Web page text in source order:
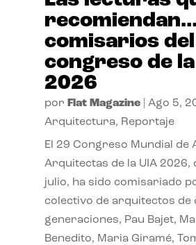
comisarios del
congreso de
2026
por Flat Magazine| Ago 5,
Arquitectura, Reportaje
El 29 Congreso Mundial de
Arquitectas de la UIA 2026,
julio, ha sido comisariado
colectivo de arquitectos de
generaciones, Pau Bajet,
Benedito, Maria Giramé,